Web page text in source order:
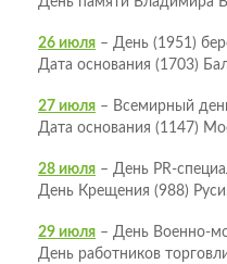
26 июля – День (1951)
Дата основания (1703)
27 июля – Всемирный
Дата основания (1147)
28 июля – День PR-
День Крещения (988)
29 июля – День Военно-
День работников